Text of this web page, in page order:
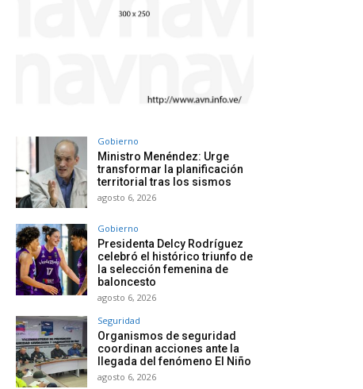
Gobierno
Ministro Menéndez: Urge
transformar la planificación
territorial tras los sismos
agosto 6, 2026
Gobierno
Presidenta Delcy Rodríguez
celebró el histórico triunfo de
la selección femenina de
baloncesto
agosto 6, 2026
Seguridad
Organismos de seguridad
coordinan acciones ante la
llegada del fenómeno El Niño
agosto 6, 2026